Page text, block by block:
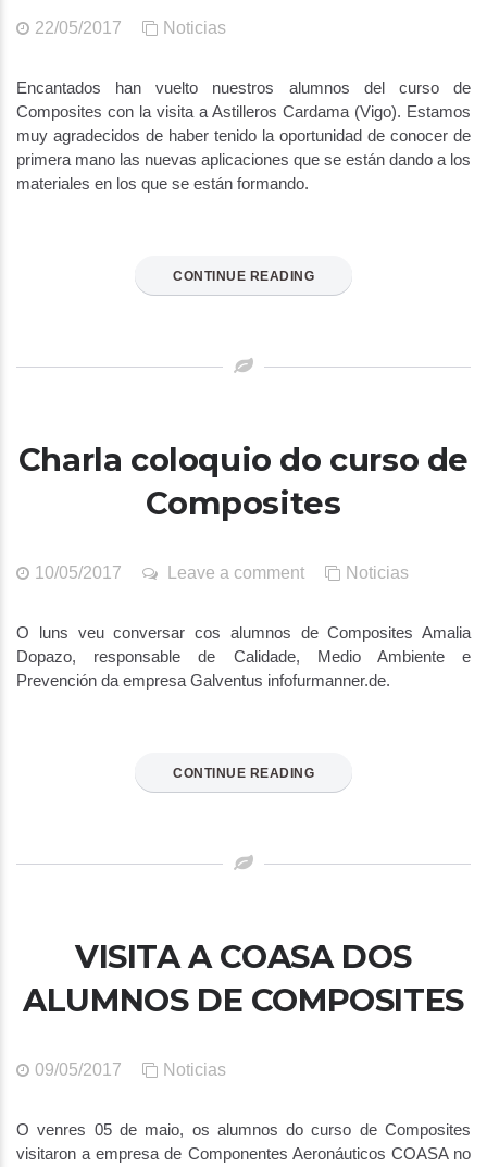
22/05/2017 Noticias
Encantados han vuelto nuestros alumnos del curso de
Composites con la visita a Astilleros Cardama (Vigo). Estamos
muy agradecidos de haber tenido la oportunidad de conocer de
primera mano las nuevas aplicaciones que se están dando a los
materiales en los que se están formando.
CONTINUE READING
Charla coloquio do curso de
Composites
10/05/2017 Leave a comment Noticias
O luns veu conversar cos alumnos de Composites Amalia
Dopazo, responsable de Calidade, Medio Ambiente e
Prevención da empresa Galventus infofurmanner.de.
CONTINUE READING
VISITA A COASA DOS
ALUMNOS DE COMPOSITES
09/05/2017 Noticias
O venres 05 de maio, os alumnos do curso de Composites
visitaron a empresa de Componentes Aeronáuticos COASA no